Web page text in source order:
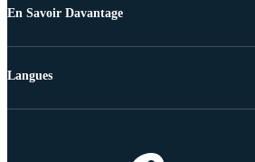
En Savoir Davantage
Langues